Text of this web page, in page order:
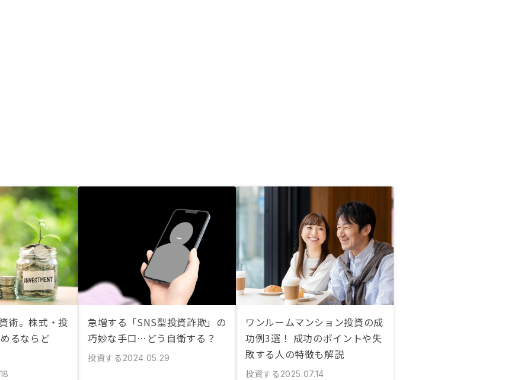
術。株式・投
るならど
急増する「SNS型投資詐欺」の
巧妙な手口…どう自衛する？
投資する 2024.05.29
ワンルームマンション投資の成
功例3選！ 成功のポイントや失
敗する人の特徴も解説
投資する 2025.07.14